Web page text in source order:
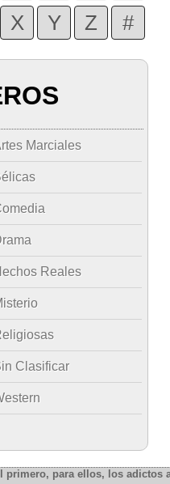
X Y Z #
Marciales
Reales
Clasificar
para ellos, los adictos